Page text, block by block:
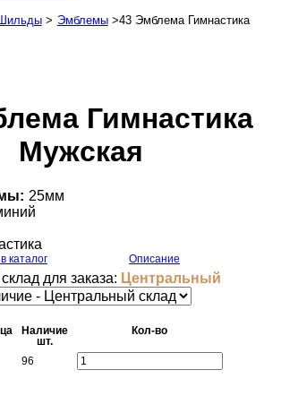
> Эмблемы>43 Эмблема Гимнастика
Гимнастика
Мужская
25мм
каталог Описание
для заказа: Центральный
Наличие
шт.
Кол-во
96